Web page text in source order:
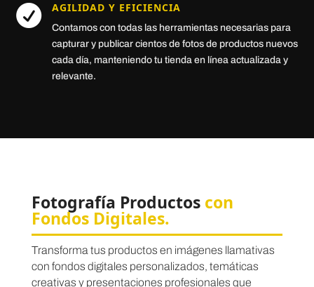
 AGILIDAD Y EFICIENCIA
Contamos con todas las herramientas necesarias para
capturar y publicar cientos de fotos de productos nuevos
cada día, manteniendo tu tienda en línea actualizada y
relevante.
Fotografía Productos con
Fondos Digitales.
Transforma tus productos en imágenes llamativas
con fondos digitales personalizados, temáticas
creativas y presentaciones profesionales que